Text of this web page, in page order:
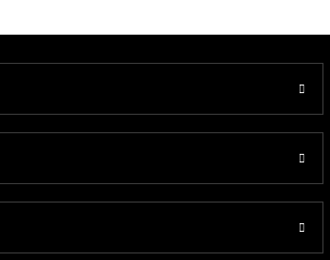
Takımı Çift Kişili...